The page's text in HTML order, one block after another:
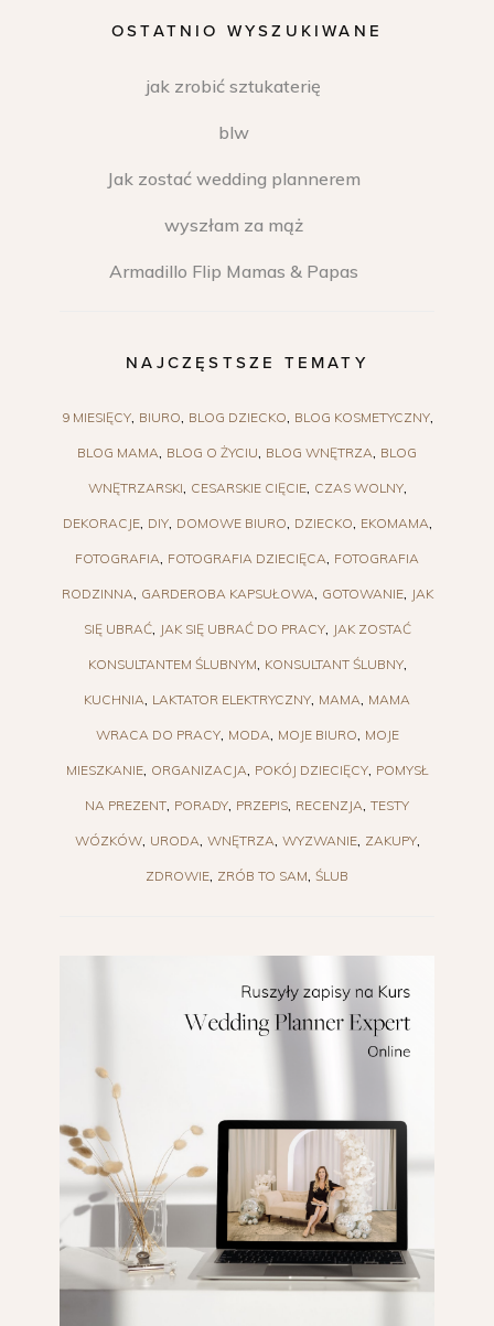
OSTATNIO WYSZUKIWANE
jak zrobić sztukaterię
blw
Jak zostać wedding plannerem
wyszłam za mąż
Armadillo Flip Mamas & Papas
NAJCZĘSTSZE TEMATY
9 MIESIĘCY BIURO BLOG DZIECKO BLOG KOSMETYCZNY
BLOG MAMA BLOG O ŻYCIU BLOG WNĘTRZA BLOG
WNĘTRZARSKI CESARSKIE CIĘCIE CZAS WOLNY
DEKORACJE DIY DOMOWE BIURO DZIECKO EKOMAMA
FOTOGRAFIA FOTOGRAFIA DZIECIĘCA FOTOGRAFIA
RODZINNA GARDEROBA KAPSUŁOWA GOTOWANIE JAK
SIĘ UBRAĆ JAK SIĘ UBRAĆ DO PRACY JAK ZOSTAĆ
KONSULTANTEM ŚLUBNYM KONSULTANT ŚLUBNY
KUCHNIA LAKTATOR ELEKTRYCZNY MAMA MAMA
WRACA DO PRACY MODA MOJE BIURO MOJE
MIESZKANIE ORGANIZACJA POKÓJ DZIECIĘCY POMYSŁ
NA PREZENT PORADY PRZEPIS RECENZJA TESTY
WÓZKÓW URODA WNĘTRZA WYZWANIE ZAKUPY
ZDROWIE ZRÓB TO SAM ŚLUB